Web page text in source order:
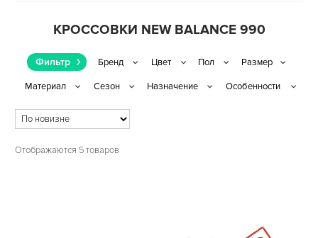
КРОССОВКИ NEW BALANCE 990
Фильтр
Отображаются 5 товаров